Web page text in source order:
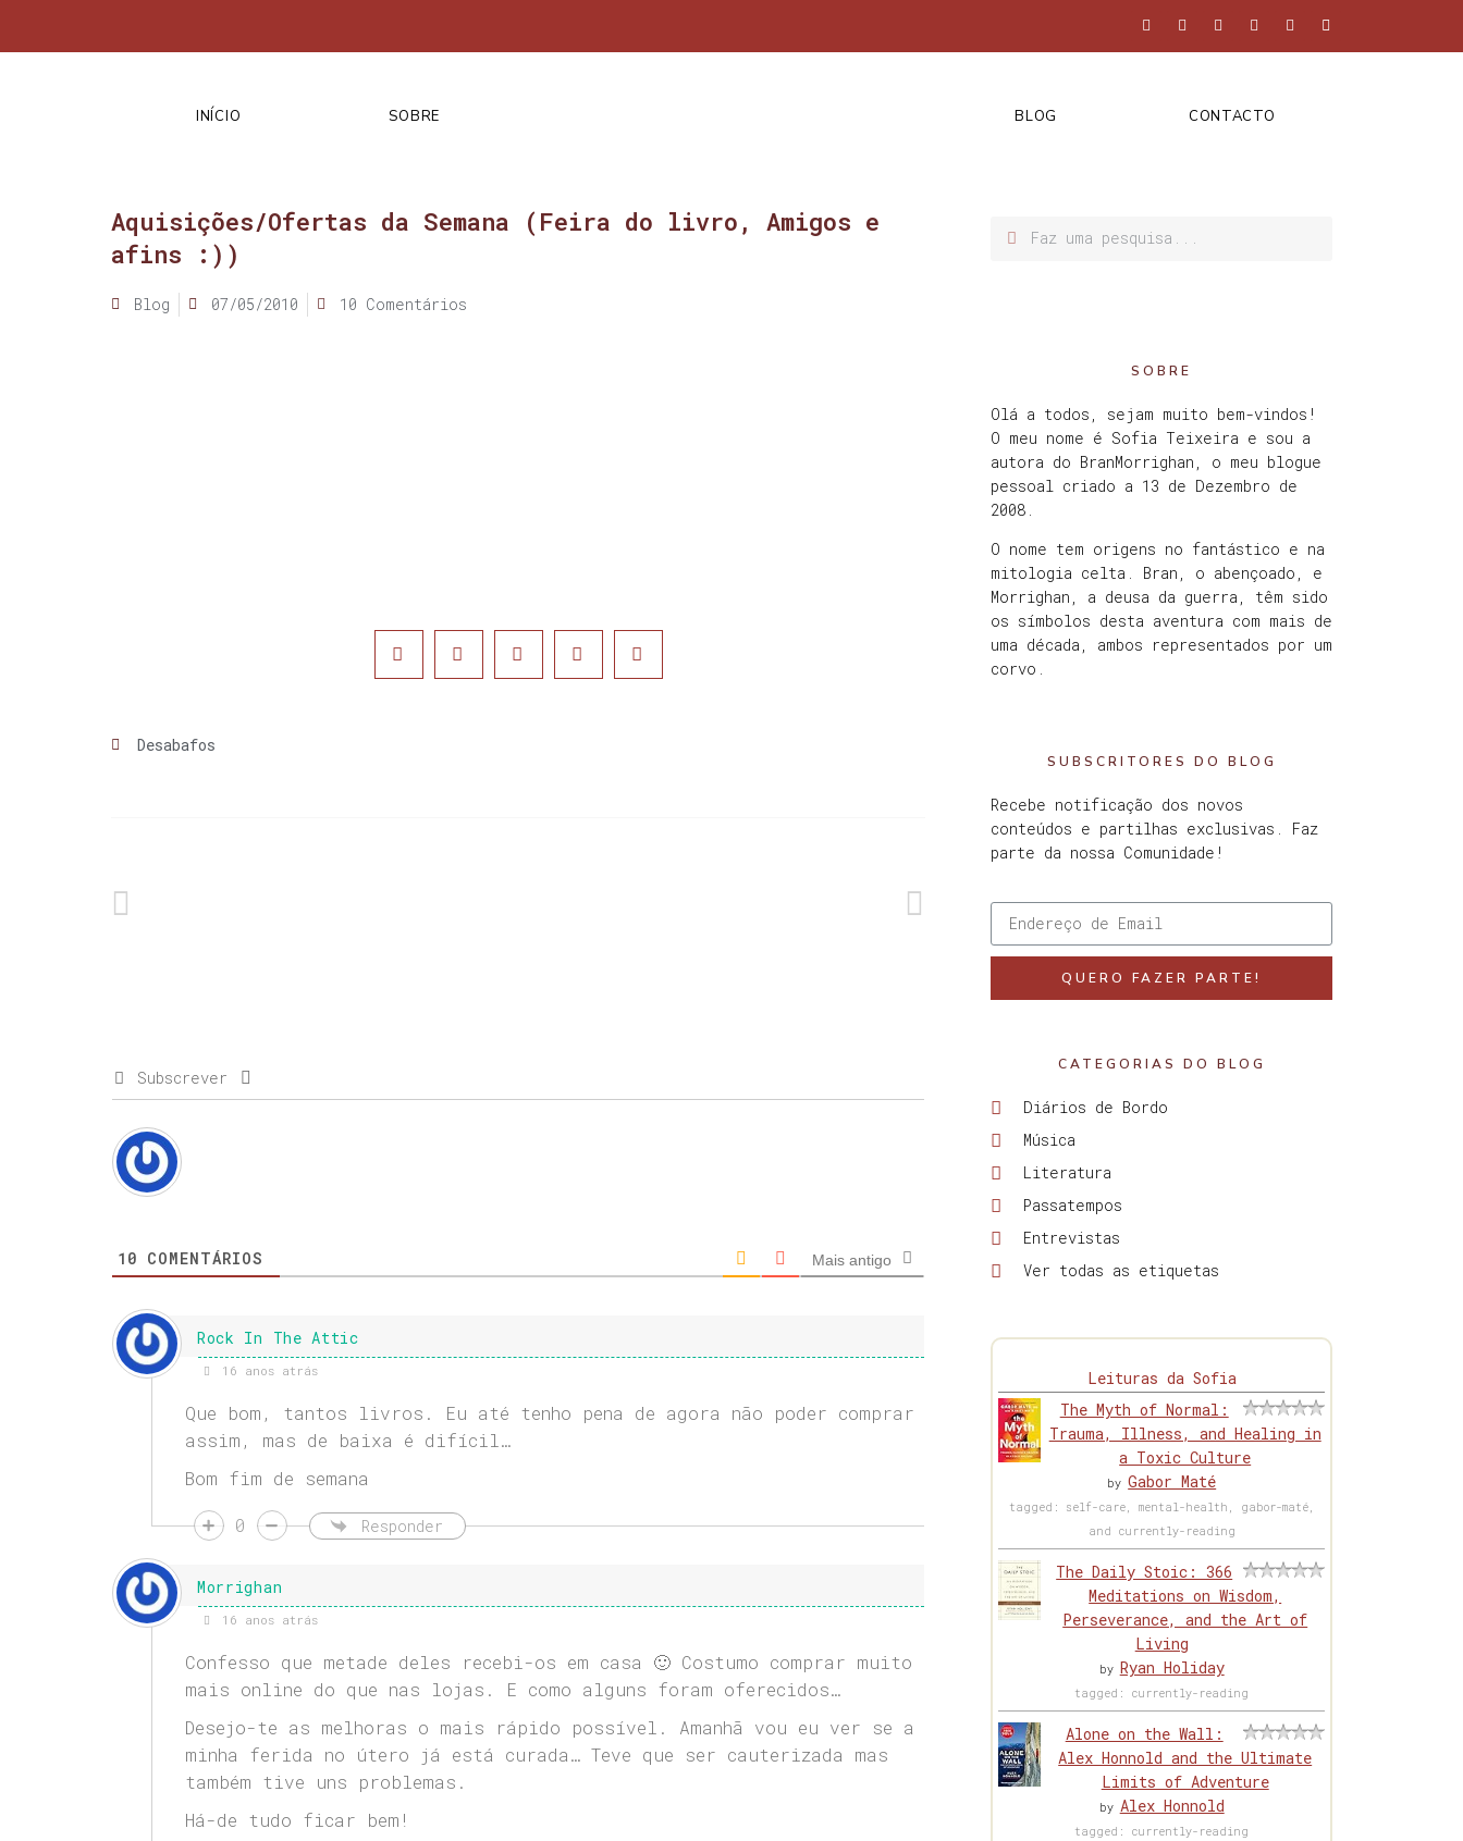
INÍCIO SOBRE BLOG CONTACTO
Aquisições/Ofertas da Semana (Feira do livro, Amigos e
afins :))
Blog 07/05/2010 10 Comentários
Desabafos
Subscrever
10 COMENTÁRIOS Mais antigo
Rock In The Attic
16 anos atrás
Que bom, tantos livros. Eu até tenho pena de agora não poder comprar
assim, mas de baixa é difícil…
Bom fim de semana
0 Responder
Morrighan
16 anos atrás
Confesso que metade deles recebi-os em casa 🙂 Costumo comprar muito
mais online do que nas lojas. E como alguns foram oferecidos…
Desejo-te as melhoras o mais rápido possível. Amanhã vou eu ver se a
minha ferida no útero já está curada… Teve que ser cauterizada mas
também tive uns problemas.
Há-de tudo ficar bem!
SOBRE
Olá a todos, sejam muito bem-vindos!
O meu nome é Sofia Teixeira e sou a
autora do BranMorrighan, o meu blogue
pessoal criado a 13 de Dezembro de
2008.
O nome tem origens no fantástico e na
mitologia celta. Bran, o abençoado, e
Morrighan, a deusa da guerra, têm sido
os símbolos desta aventura com mais de
uma década, ambos representados por um
corvo.
SUBSCRITORES DO BLOG
Recebe notificação dos novos
conteúdos e partilhas exclusivas. Faz
parte da nossa Comunidade!
QUERO FAZER PARTE!
CATEGORIAS DO BLOG
Diários de Bordo
Música
Literatura
Passatempos
Entrevistas
Ver todas as etiquetas
Leituras da Sofia
The Myth of Normal:
Trauma, Illness, and Healing in
a Toxic Culture
byGabor Maté
tagged: self-care, mental-health, gabor-maté,
and currently-reading
The Daily Stoic: 366
Meditations on Wisdom,
Perseverance, and the Art of
Living
by Ryan Holiday
tagged: currently-reading
Alone on the Wall:
Alex Honnold and the Ultimate
Limits of Adventure
by Alex Honnold
tagged: currently-reading